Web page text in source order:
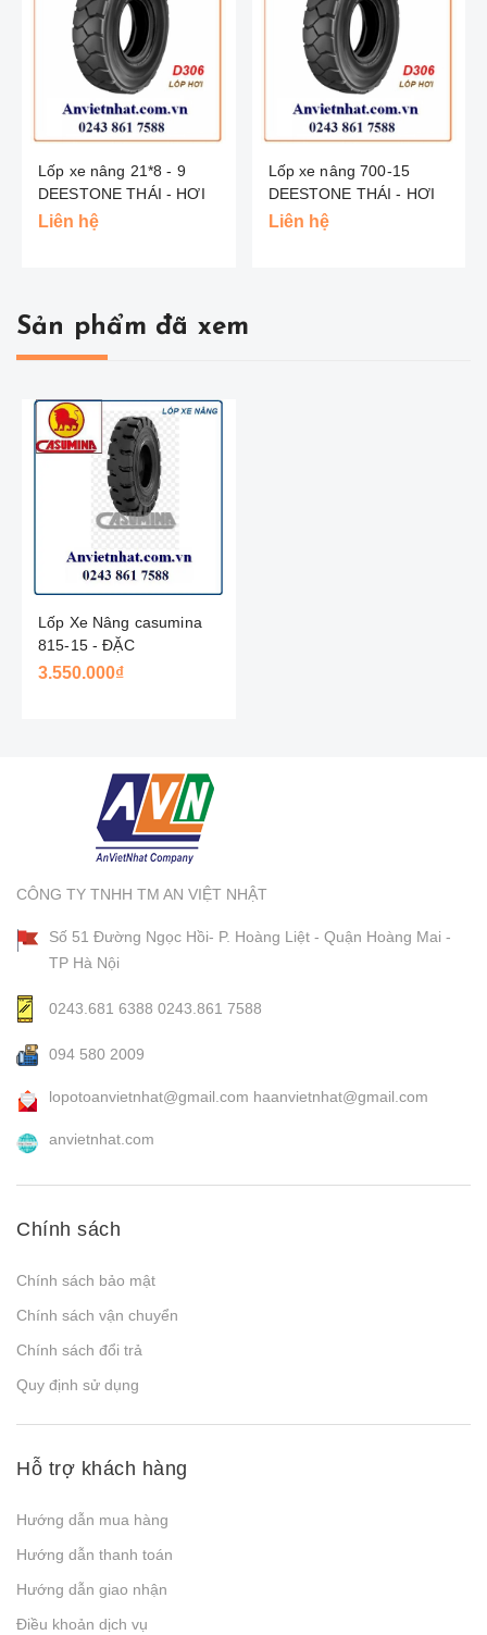
Lốp xe nâng 21*8 - 9
DEESTONE THÁI - HƠI
Liên hệ
Lốp xe nâng 700-15
DEESTONE THÁI - HƠI
Liên hệ
Sản phẩm đã xem
Lốp Xe Nâng casumina
815-15 - ĐẶC
3.550.000₫
CÔNG TY TNHH TM AN VIỆT NHẬT
Số 51 Đường Ngọc Hồi- P. Hoàng Liệt - Quận Hoàng Mai -
TP Hà Nội
0243.681 6388 0243.861 7588
094 580 2009
lopotoanvietnhat@gmail.com haanvietnhat@gmail.com
anvietnhat.com
Chính sách
Chính sách bảo mật
Chính sách vận chuyển
Chính sách đổi trả
Quy định sử dụng
Hỗ trợ khách hàng
Hướng dẫn mua hàng
Hướng dẫn thanh toán
Hướng dẫn giao nhận
Điều khoản dịch vụ